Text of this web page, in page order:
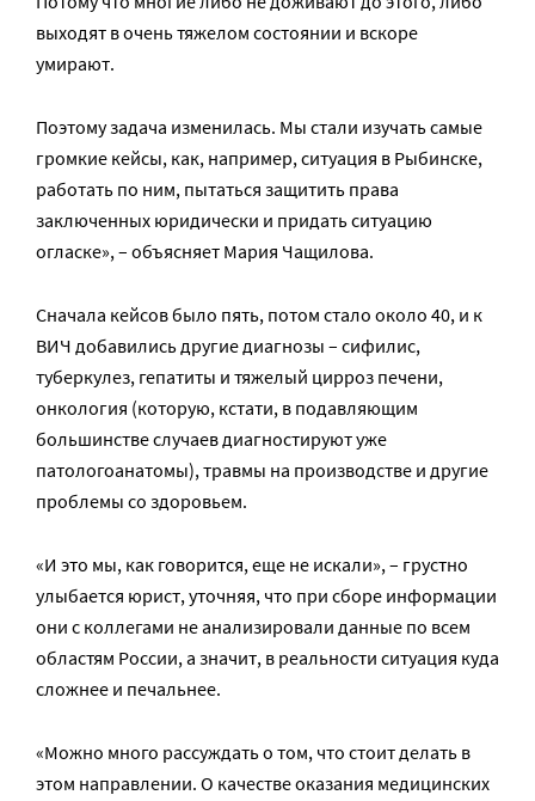
выходят в очень тяжелом состоянии и вскоре
умирают.
Поэтому задача изменилась. Мы стали изучать самые
громкие кейсы, как, например, ситуация в Рыбинске,
работать по ним, пытаться защитить права
заключенных юридически и придать ситуацию
огласке», – объясняет Мария Чащилова.
Сначала кейсов было пять, потом стало около 40, и к
ВИЧ добавились другие диагнозы – сифилис,
туберкулез, гепатиты и тяжелый цирроз печени,
онкология (которую, кстати, в подавляющим
большинстве случаев диагностируют уже
патологоанатомы), травмы на производстве и другие
проблемы со здоровьем.
«И это мы, как говорится, еще не искали», – грустно
улыбается юрист, уточняя, что при сборе информации
они с коллегами не анализировали данные по всем
областям России, а значит, в реальности ситуация куда
сложнее и печальнее.
«Можно много рассуждать о том, что стоит делать в
этом направлении. О качестве оказания медицинских